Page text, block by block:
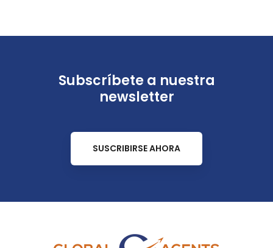
Subscríbete a nuestra
newsletter
SUSCRIBIRSE AHORA